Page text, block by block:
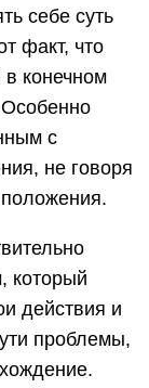
себе суть
факт, что
конечном
Особенно
с
не говоря
который
действия и
проблемы,